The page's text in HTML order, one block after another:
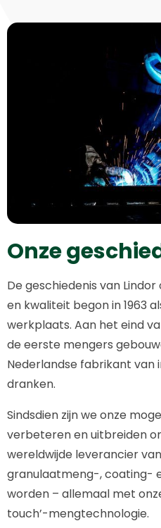
Onze
De geschiedenis van
en kwaliteit begon in 1963
werkplaats. Aan het eind
de eerste mengers
Nederlandse fabrikant van
dranken.
Sindsdien zijn we onze
verbeteren en uitbreiden
wereldwijde leverancier
granulaatmeng-, coating-
worden – allemaal met
touch’-mengtechnologie.